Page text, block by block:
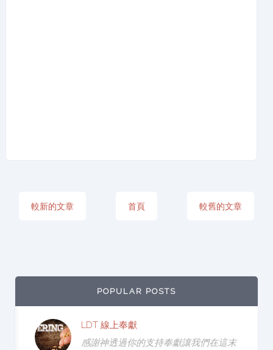
較新的文章 較舊的文章
首頁
POPULAR POSTS
LDT 線上奉獻
感謝神透過你的支持奉獻讓我們在這末